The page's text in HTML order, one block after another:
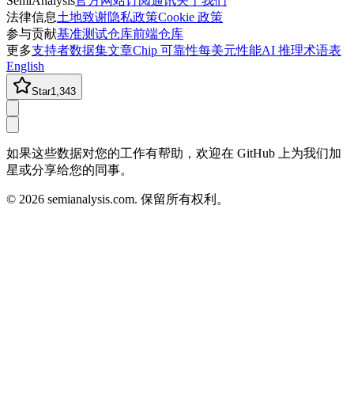
法律信息土地致谢隐私政策Cookie 政策
参与贡献基准测试仓库前端仓库
更多支持者数据集文章Chip 可靠性每美元性能AI 推理术语表
English
Star1,343
如果这些数据对您的工作有帮助，欢迎在 GitHub 上为我们加
星或分享给您的同事。
© 2026 semianalysis.com. 保留所有权利。